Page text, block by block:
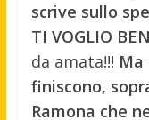
scrive sullo
TI VOGLIO
da amata!!!
finiscono,
Ramona che